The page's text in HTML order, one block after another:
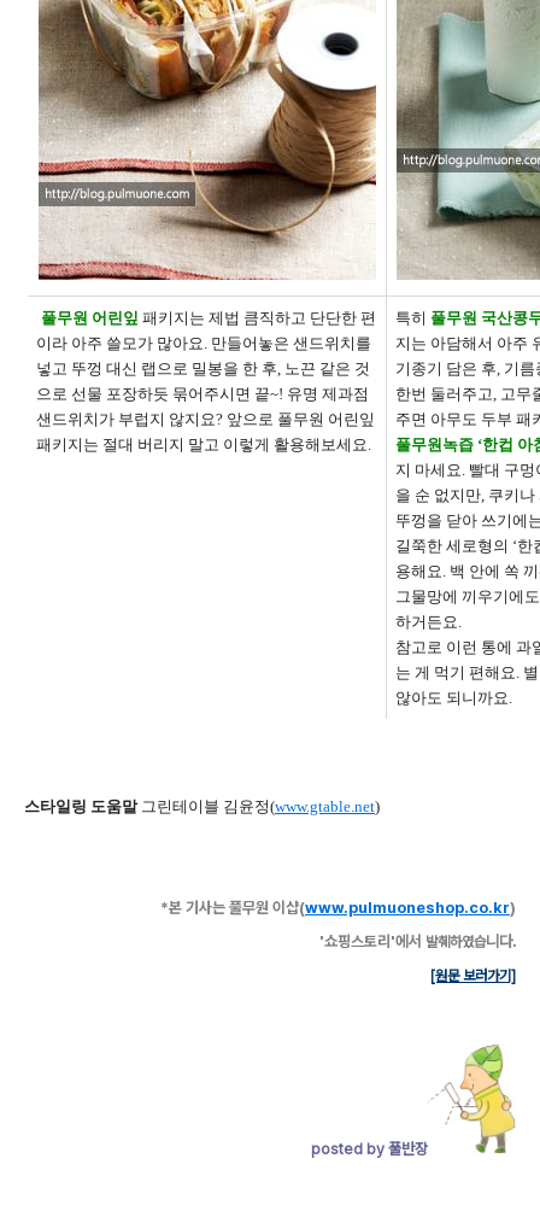
풀무원 어린잎 패키지는 제법 큼직하고 단단한 편
이라 아주 쓸모가 많아요. 만들어놓은 샌드위치를
넣고 뚜껑 대신 랩으로 밀봉을 한 후, 노끈 같은 것
으로 선물 포장하듯 묶어주시면 끝~! 유명 제과점
샌드위치가 부럽지 않지요? 앞으로 풀무원 어린잎
패키지는 절대 버리지 말고 이렇게 활용해보세요.
특히 풀무원 국산콩
지는 아담해서 아주
기종기 담은 후, 기름
한번 둘러주고, 고무
주면 아무도 두부 패
풀무원녹즙 ‘한컵 아
지 마세요. 빨대 구멍
을 순 없지만, 쿠키나
뚜껑을 닫아 쓰기에
길쭉한 세로형의 ‘한
용해요. 백 안에 쏙
그물망에 끼우기에
하거든요.
참고로 이런 통에 과
는 게 먹기 편해요.
않아도 되니까요.
스타일링 도움말그린테이블 김 윤정(www.gtable.net)
*본 기사는 풀무원 이샵(www.pulmuoneshop.co.kr)
'쇼핑스토리'에서 발췌하였습니다.
[원문 보러가기]
posted by 풀반장